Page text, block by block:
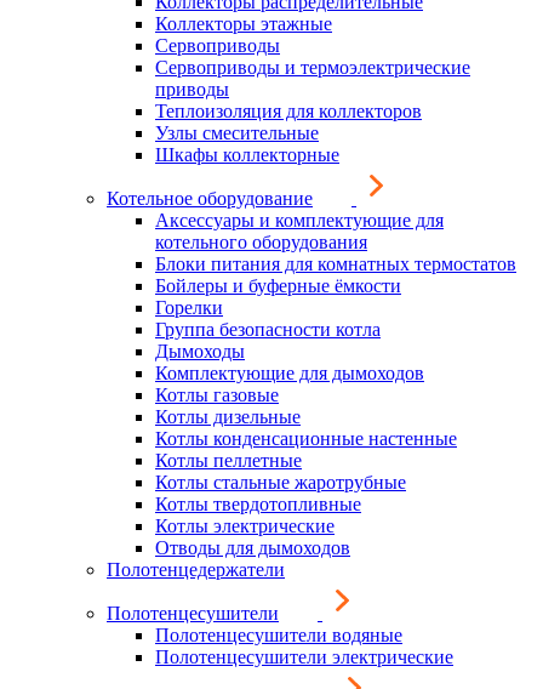
Коллекторы этажные
Сервоприводы
Сервоприводы и термоэлектрические
приводы
Теплоизоляция для коллекторов
Узлы смесительные
Шкафы коллекторные
Котельное оборудование
Аксессуары и комплектующие для
котельного оборудования
Блоки питания для комнатных термостатов
Бойлеры и буферные ёмкости
Горелки
Группа безопасности котла
Дымоходы
Комплектующие для дымоходов
Котлы газовые
Котлы дизельные
Котлы конденсационные настенные
Котлы пеллетные
Котлы стальные жаротрубные
Котлы твердотопливные
Котлы электрические
Отводы для дымоходов
Полотенцедержатели
Полотенцесушители
Полотенцесушители водяные
Полотенцесушители электрические